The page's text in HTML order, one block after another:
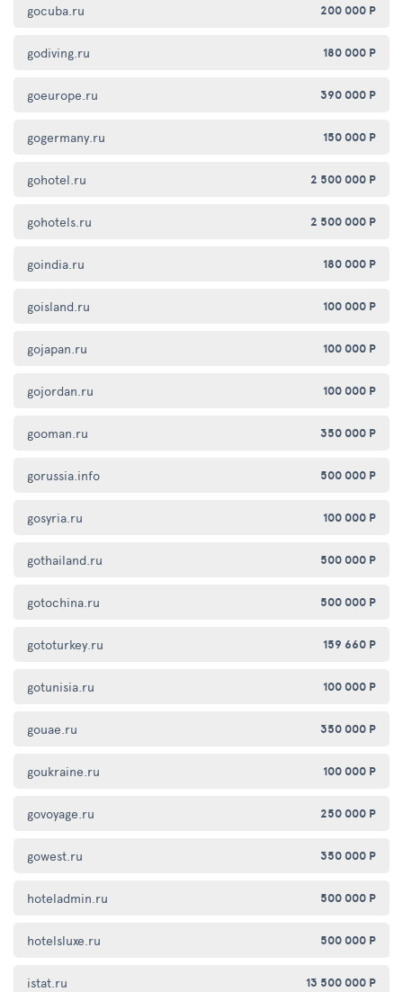
gocuba.ru 200 000 Р
godiving.ru 180 000 Р
goeurope.ru 390 000 Р
gogermany.ru 150 000 Р
gohotel.ru 2 500 000 Р
gohotels.ru 2 500 000 Р
goindia.ru 180 000 Р
goisland.ru 100 000 Р
gojapan.ru 100 000 Р
gojordan.ru 100 000 Р
gooman.ru 350 000 Р
gorussia.info 500 000 Р
gosyria.ru 100 000 Р
gothailand.ru 500 000 Р
gotochina.ru 500 000 Р
gototurkey.ru 159 660 Р
gotunisia.ru 100 000 Р
gouae.ru 350 000 Р
goukraine.ru 100 000 Р
govoyage.ru 250 000 Р
gowest.ru 350 000 Р
hoteladmin.ru 500 000 Р
hotelsluxe.ru 500 000 Р
istat.ru 13 500 000 Р